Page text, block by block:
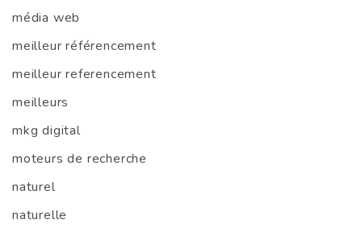
média web
meilleur référencement
meilleur referencement
meilleurs
mkg digital
moteurs de recherche
naturel
naturelle